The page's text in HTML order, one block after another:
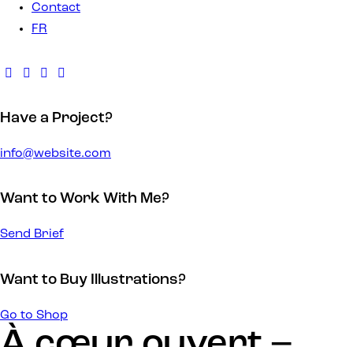
Contact
FR
Have a Project?
info@website.com
Want to Work With Me?
Send Brief
Want to Buy Illustrations?
Go to Shop